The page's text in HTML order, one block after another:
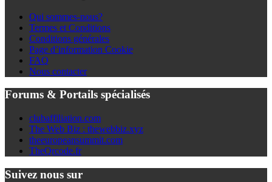
Qui sommes-nous?
Termes et Conditions
Conditions générales
Page d’information Cookie
FAQ
Nous contacter
Forums & Portails spécialisés
clubaffiliation.com
The Web Biz : thewebbiz.xyz
theeuropeansummit.com
TheQrcode.fr
Suivez nous sur